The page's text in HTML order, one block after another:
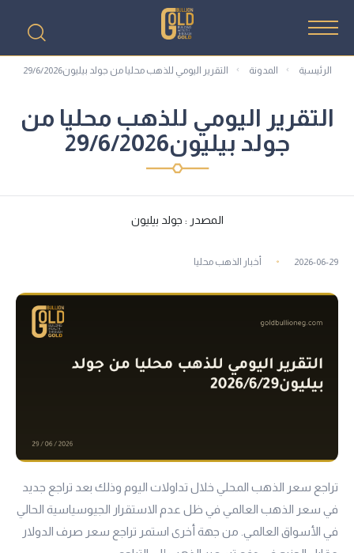
الرئيسية المدونة التقرير اليومي للذهب محليا من جولد بيليون29/6/2026
التقرير اليومي للذهب محليا من
جولد بيليون29/6/2026
المصدر : جولد بيليون
2026-06-29 أخبار الذهب محليا
تراجع سعر الذهب المحلي خلال تداولات اليوم وذلك بعد تراجع جديد
في سعر الذهب العالمي في ظل عدم الاستقرار الجيوسياسية الحالي
في الأسواق العالمي. من جهة أخرى استمر تراجع سعر صرف الدولار